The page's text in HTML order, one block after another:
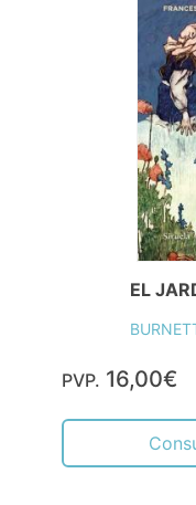
EL
PVP. 16,00€